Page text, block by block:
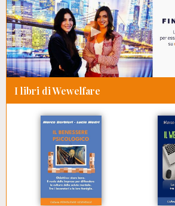
I libri di Wewelfare